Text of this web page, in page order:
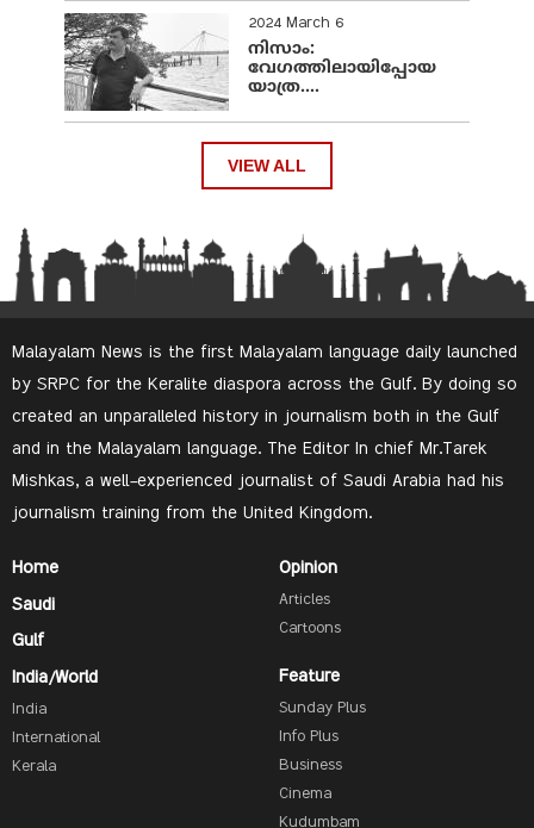
2024 March 6
നിസാം:
വേഗത്തിലായിപ്പോയ
യാത്ര....
VIEW ALL
Malayalam News is the first Malayalam language daily launched
by SRPC for the Keralite diaspora across the Gulf. By doing so
created an unparalleled history in journalism both in the Gulf
and in the Malayalam language. The Editor In chief Mr.Tarek
Mishkas, a well-experienced journalist of Saudi Arabia had his
journalism training from the United Kingdom.
Home
Saudi
Gulf
India/World
India
International
Kerala
Opinion
Articles
Cartoons
Feature
Sunday Plus
Info Plus
Business
Cinema
Kudumbam